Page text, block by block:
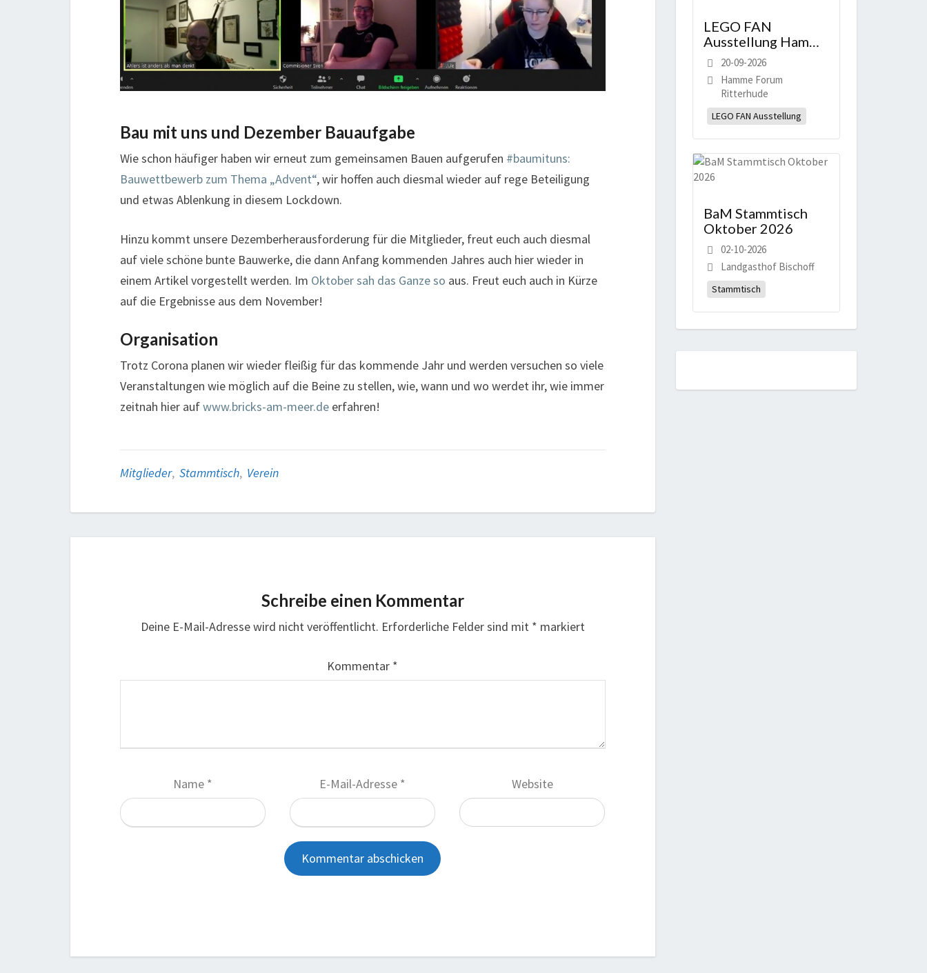
Bau mit uns und Dezember Bauaufgabe
Wie schon häufiger haben wir erneut zum gemeinsamen Bauen aufgerufen #baumituns:
Bauwettbewerb zum Thema „Advent“, wir hoffen auch diesmal wieder auf rege Beteiligung
und etwas Ablenkung in diesem Lockdown.
Hinzu kommt unsere Dezemberherausforderung für die Mitglieder, freut euch auch diesmal
auf viele schöne bunte Bauwerke, die dann Anfang kommenden Jahres auch hier wieder in
einem Artikel vorgestellt werden. Im Oktober sah das Ganze so aus. Freut euch auch in Kürze
auf die Ergebnisse aus dem November!
Organisation
Trotz Corona planen wir wieder fleißig für das kommende Jahr und werden versuchen so viele
Veranstaltungen wie möglich auf die Beine zu stellen, wie, wann und wo werdet ihr, wie immer
zeitnah hier aufwww.bricks-am-meer.de erfahren!
Mitglieder, Stammtisch, Verein
Schreibe einen Kommentar
Deine E-Mail-Adresse wird nicht veröffentlicht. Erforderliche Felder sind mit * markiert
Kommentar *
Name * E-Mail-Adresse * Website
LEGO FAN
Ausstellung Hamme
Bricks 2026
20-09-2026
Hamme Forum
Ritterhude
LEGO FAN Ausstellung
BaM Stammtisch
Oktober 2026
02-10-2026
Landgasthof Bischoff
Stammtisch